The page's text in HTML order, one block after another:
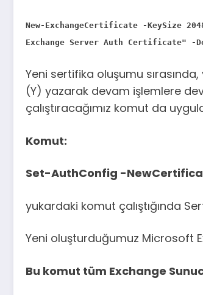
New-ExchangeCertificate -KeySize
Exchange Server Auth Certificate" -
Yeni sertifika oluşumu
(Y) yazarak devam işlemlere
çalıştıracağımız komut da
Komut:
Set-AuthConfig -
yukardaki komut çalıştığında
Yeni oluşturduğumuz Microsoft
Bu komut tüm Exchange